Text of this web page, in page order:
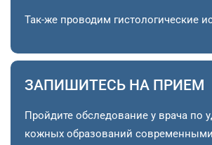
Так-же проводим гистологические
ЗАПИШИТЕСЬ НА ПРИЕМ
Пройдите обследование у врача по
кожных образований